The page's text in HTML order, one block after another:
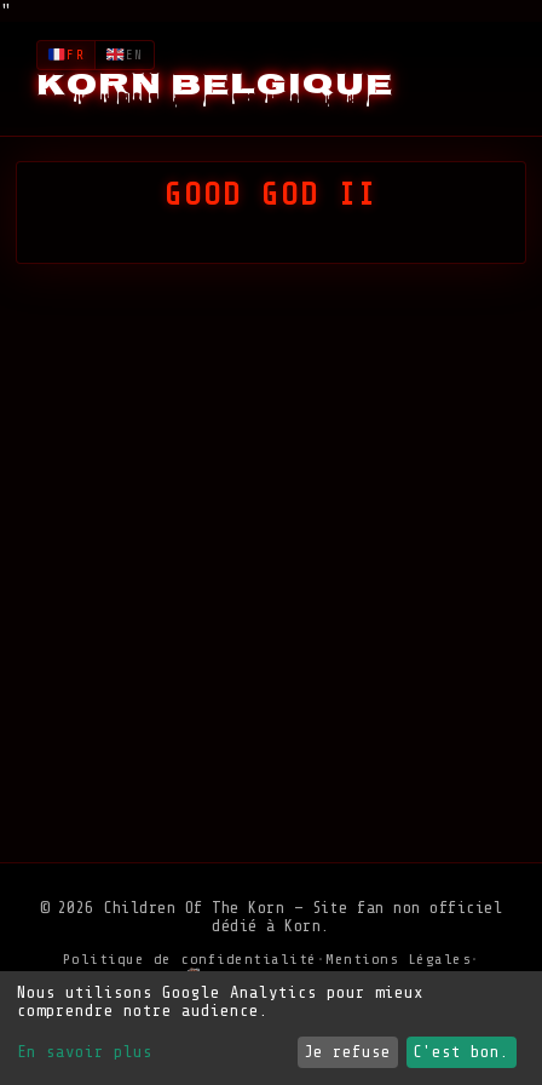
"
Korn Belgique
FR EN
GOOD GOD II
© 2026 Children Of The Korn — Site fan non officiel
dédié à Korn.
Politique de confidentialité • Mentions Légales •
Soutenir le site
Nous utilisons Google Analytics pour mieux
comprendre notre audience.
En savoir plus Je refuse C'est bon.